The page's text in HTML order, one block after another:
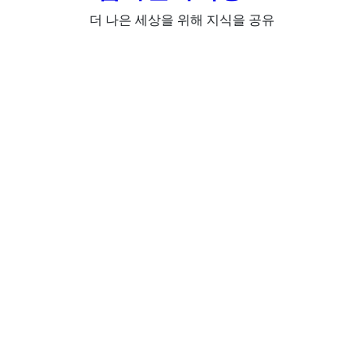
더 나은 세상을 위해 지식을 공유